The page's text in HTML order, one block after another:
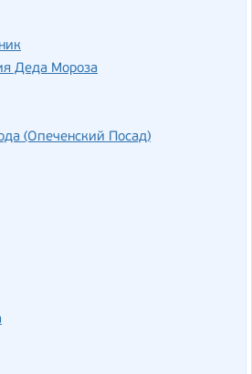
Деда Мороза
(Опеченский Посад)